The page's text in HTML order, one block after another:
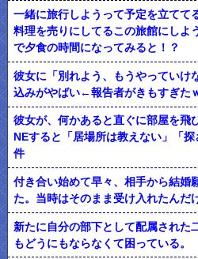
一緒に旅行しようって予定を立てて
料理を売りにしてるこの旅館にし
で夕食の時間になってみると！？
彼女に「別れよう、もうやっていけ
込みがやばい←報告者がきもすぎた
彼女が、何かあると直ぐに部屋を飛
NEすると「居場所は教えない」「
件
付き合い始めて早々、相手から結婚
た。当時はそのまま受け入れたんだ
新たに自分の部下として配属された
もどうにもならなくて困っている。